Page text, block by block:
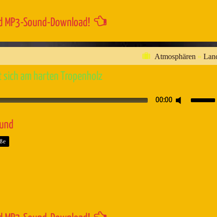
Sound-Download!
Atmosphären »
am harten Tropenholz
00:00